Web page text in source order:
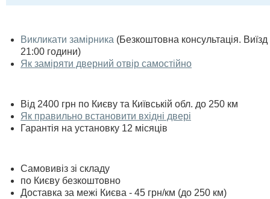
Викликати замірника (Безкоштовна консультація.
21:00 години)
Як заміряти дверний отвір самостійно
Від 2400 грн по Києву та Київській обл. до 250 км
Як правильно встановити вхідні двері
Гарантія на установку 12 місяців
Самовивіз зі складу
по Києву безкоштовно
Доставка за межі Києва - 45 грн/км (до 250 км)